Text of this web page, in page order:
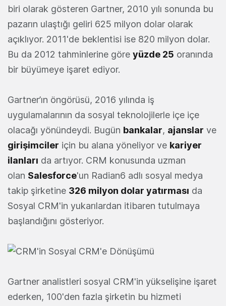
biri olarak gösteren Gartner, 2010 yılı sonunda bu
pazarın ulaştığı geliri 625 milyon dolar olarak
açıklıyor. 2011'de beklentisi ise 820 milyon dolar.
Bu da 2012 tahminlerine göre yüzde 25 oranında
bir büyümeye işaret ediyor.
Gartner’ın öngörüsü, 2016 yılında iş
uygulamalarının da sosyal teknolojilerle içe içe
olacağı yönündeydi. Bugün bankalar, ajanslar ve
girişimciler için bu alana yöneliyor ve kariyer
ilanları da artıyor. CRM konusunda uzman
olan Salesforce'un Radian6 adlı sosyal medya
takip şirketine 326 milyon dolar yatırması da
Sosyal CRM'in yukarılardan itibaren tutulmaya
başlandığını gösteriyor.
Gartner analistleri sosyal CRM'in yükselişine işaret
ederken, 100'den fazla şirketin bu hizmeti